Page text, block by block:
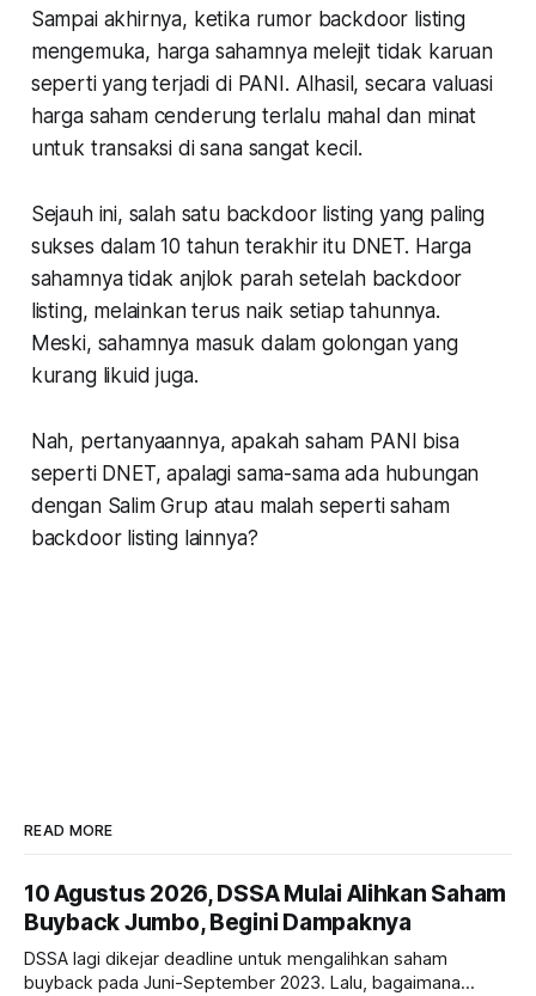
Sampai akhirnya, ketika rumor backdoor listing
mengemuka, harga sahamnya melejit tidak karuan
seperti yang terjadi di PANI. Alhasil, secara valuasi
harga saham cenderung terlalu mahal dan minat
untuk transaksi di sana sangat kecil.
Sejauh ini, salah satu backdoor listing yang paling
sukses dalam 10 tahun terakhir itu DNET. Harga
sahamnya tidak anjlok parah setelah backdoor
listing, melainkan terus naik setiap tahunnya.
Meski, sahamnya masuk dalam golongan yang
kurang likuid juga.
Nah, pertanyaannya, apakah saham PANI bisa
seperti DNET, apalagi sama-sama ada hubungan
dengan Salim Grup atau malah seperti saham
backdoor listing lainnya?
READ MORE
10 Agustus 2026, DSSA Mulai Alihkan Saham
Buyback Jumbo, Begini Dampaknya
DSSA lagi dikejar deadline untuk mengalihkan saham
buyback pada Juni-September 2023. Lalu, bagaimana